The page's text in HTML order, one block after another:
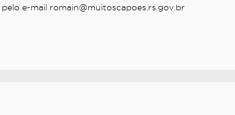
e-mail romain@muitoscapoes.rs.gov.br